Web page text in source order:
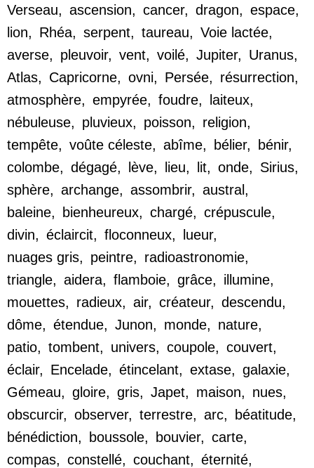
Verseau, ascension, cancer, dragon, espace,
lion, Rhéa, serpent, taureau, Voie lactée,
averse, pleuvoir, vent, voilé, Jupiter, Uranus,
Atlas, Capricorne, ovni, Persée, résurrection,
atmosphère, empyrée, foudre, laiteux,
nébuleuse, pluvieux, poisson, religion,
tempête, voûte céleste, abîme, bélier, bénir,
colombe, dégagé, lève, lieu, lit, onde, Sirius,
sphère, archange, assombrir, austral,
baleine, bienheureux, chargé, crépuscule,
divin, éclaircit, floconneux, lueur,
nuages gris, peintre, radioastronomie,
triangle, aidera, flamboie, grâce, illumine,
mouettes, radieux, air, créateur, descendu,
dôme, étendue, Junon, monde, nature,
patio, tombent, univers, coupole, couvert,
éclair, Encelade, étincelant, extase, galaxie,
Gémeau, gloire, gris, Japet, maison, nues,
obscurcir, observer, terrestre, arc, béatitude,
bénédiction, boussole, bouvier, carte,
compas, constellé, couchant, éternité,